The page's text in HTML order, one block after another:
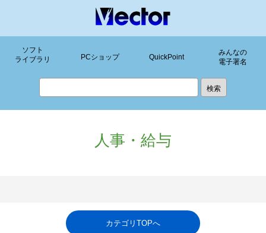
ソフト
ライブラリ
PCショップ QuickPoint
みんなの
電子署名
人事・給与
カテゴリTOPへ